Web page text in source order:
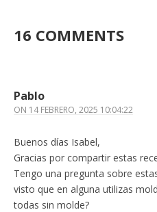
16 COMMENTS
Pablo
ON 14 FEBRERO, 2025 10:04:22
Buenos días Isabel,
Gracias por compartir estas
Tengo una pregunta sobre
visto que en alguna utilizas
todas sin molde?